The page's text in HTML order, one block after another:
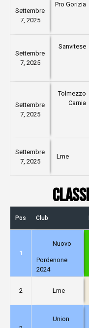
Settembre
7, 2025
Pro Gorizia
Settembre
7, 2025
Sanvitese
Settembre
7, 2025
Tolmezzo
Carnia
Settembre
7, 2025
Lme
Pos Club
1
Nuovo
Pordenone
2024
2 Lme
Union